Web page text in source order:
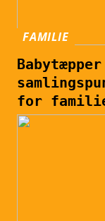
FAMILIE
Babytæpper
for